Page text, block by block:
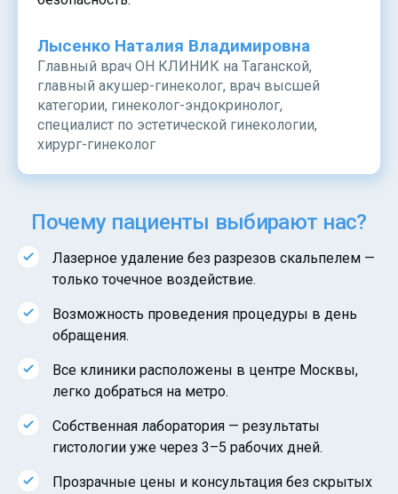
Лысенко Наталия Владимировна
Главный врач ОН КЛИНИК на Таганской,
главный акушер-гинеколог, врач высшей
категории, гинеколог-эндокринолог,
специалист по эстетической гинекологии,
хирург-гинеколог
Почему пациенты выбирают нас?
Лазерное удаление без разрезов скальпелем —
только точечное воздействие.
Возможность проведения процедуры в день
обращения.
Все клиники расположены в центре Москвы,
легко добраться на метро.
Собственная лаборатория — результаты
гистологии уже через 3–5 рабочих дней.
Прозрачные цены и консультация без скрытых